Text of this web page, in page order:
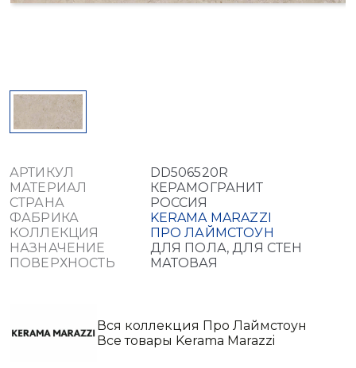
АРТИКУЛ
DD506520R
МАТЕРИАЛ
КЕРАМОГРАНИТ
СТРАНА
РОССИЯ
ФАБРИКА
KERAMA MARAZZI
КОЛЛЕКЦИЯ
ПРО ЛАЙМСТОУН
НАЗНАЧЕНИЕ
ДЛЯ ПОЛА, ДЛЯ СТЕН
ПОВЕРХНОСТЬ
МАТОВАЯ
Вся коллекция Про Лаймстоун
Все товары Kerama Marazzi